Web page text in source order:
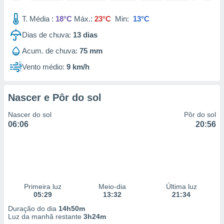
utilizar
criar
medir
da
medir o
fontes,
e melhorar
dados
T. Média : 18°C Máx.: 23°C Min: 13°C
Dias de chuva: 13 dias
Acum. de chuva: 75 mm
Vento médio: 9 km/h
Nascer e Pôr do sol
Nascer do sol
06:06
Pôr do sol
20:56
Primeira luz
05:29
Meio-dia
13:32
Última luz
21:34
Duração do dia 14h50m
Luz da manhã restante 3h24m